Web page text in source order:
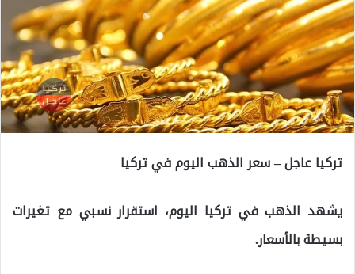
تركيا عاجل – سعر الذهب اليوم في تركيا
يشهد الذهب في تركيا اليوم، استقرار نسبي مع تغيرات
بسيطة بالأسعار.